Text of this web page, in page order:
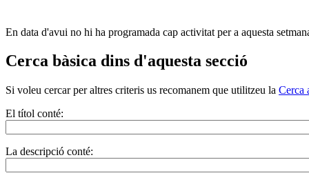
En data d'avui no hi ha programada cap activitat per a aquesta
Cerca bàsica dins d'aquesta secció
Si voleu cercar per altres criteris us recomanem que utilitzeu la Cerca
El títol conté:
La descripció conté: